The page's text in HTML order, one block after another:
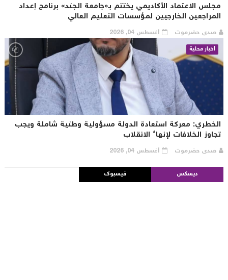
الاعتماد الأكاديمي يختتم بـ«جامعة الجند» برنامج إعداد
الخارجيين لمؤسسات التعليم العالي
صدى حضرموت
أغسطس 04, 2026
أخبار محلية
معركة استعادة الدولة مسؤولية وطنية شاملة ويجب
الخلافات لإنهاء الانقلاب
صدى حضرموت أغسطس 04, 2026
ديسكس فيسبوك